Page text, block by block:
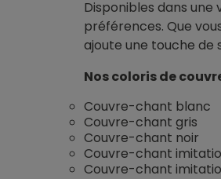
Disponibles dans
préférences. Que
ajoute une touche
Nos coloris de
Couvre-chant blanc
Couvre-chant gris
Couvre-chant noir
Couvre-chant
Couvre-chant